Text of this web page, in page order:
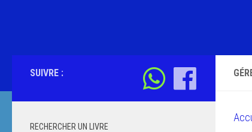
SUIVRE :
RECHERCHER UN LIVRE